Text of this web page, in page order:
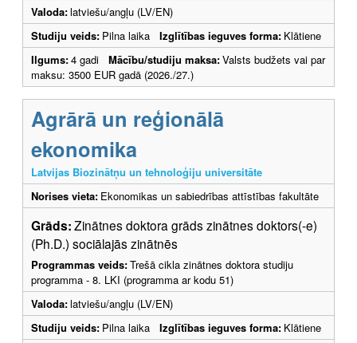
Valoda:latviešu/angļu (LV/EN)
Studiju veids: Pilna laika Izglītības ieguves forma: Klātiene
Ilgums:4 gadi Mācību/studiju maksa:Valsts budžets vai par
maksu: 3500 EUR gadā (2026./27.)
Agrārā un reģionālā
ekonomika
Latvijas Biozinātņu un tehnoloģiju universitāte
Norises vieta: Ekonomikas un sabiedrības attīstības fakultāte
Grāds:Zinātnes doktora grāds zinātnes doktors(-e)
(Ph.D.) sociālajās zinātnēs
Programmas veids:Trešā cikla zinātnes doktora studiju
programma - 8. LKI (programma ar kodu 51)
Valoda:latviešu/angļu (LV/EN)
Studiju veids: Pilna laika Izglītības ieguves forma: Klātiene